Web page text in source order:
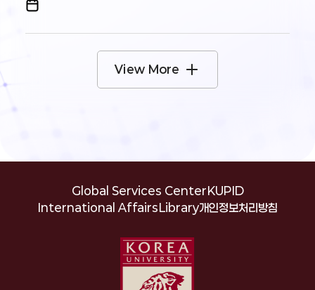
View More
Global Services CenterKUPID
International AffairsLibrary개인정보처리방침